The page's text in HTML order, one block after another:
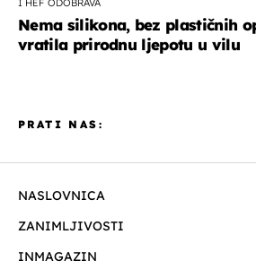
I HEF ODOBRAVA
Nema silikona, bez plastičnih
vratila prirodnu ljepotu u vilu
NASLOVNICA
ZANIMLJIVOSTI
INMAGAZIN
PRATI NAS: